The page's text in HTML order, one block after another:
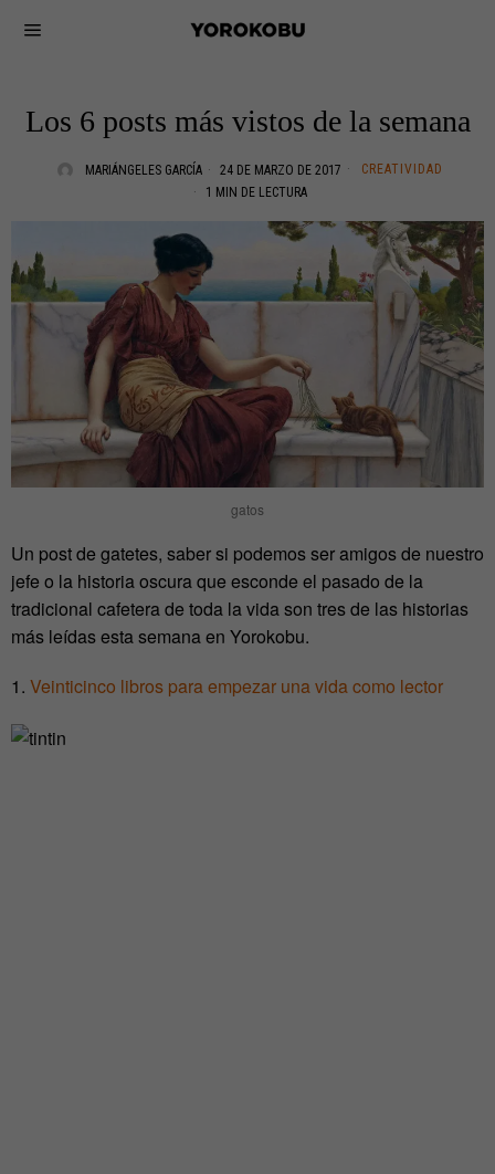
Los 6 posts más vistos de la semana
MARIÁNGELES GARCÍA 24 DE MARZO DE 2017
CREATIVIDAD
1 MIN DE LECTURA
gatos
Un post de gatetes, saber si podemos ser amigos de nuestro
jefe o la historia oscura que esconde el pasado de la
tradicional cafetera de toda la vida son tres de las historias
más leídas esta semana en Yorokobu.
1. Veinticinco libros para empezar una vida como lector